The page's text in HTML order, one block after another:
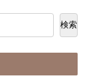
検索